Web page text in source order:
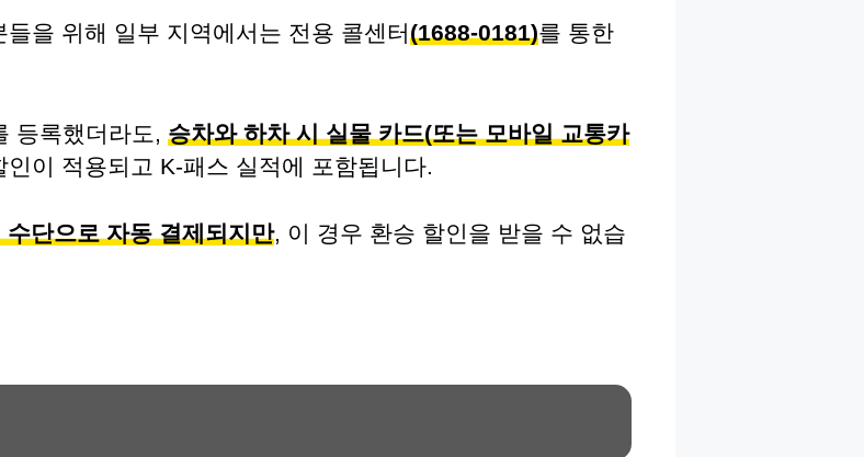
을 위해 일부 지역에서는 전용 콜센터(1688-0181)를 통한
등록했더라도, 승차와 하차 시 실물 카드(또는 모바일 교통카
인이 적용되고 K-패스 실적에 포함됩니다.
단으로 자동 결제되지만, 이 경우 환승 할인을 받을 수 없습